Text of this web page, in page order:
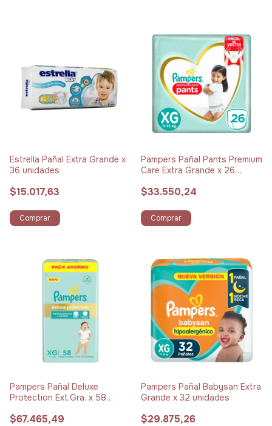
Estrella Pañal Extra Grande x
36 unidades
$15.017,63
Comprar
Pampers Pañal Pants Premium
Care Extra Grande x 26
$33.550,24
Comprar
Pampers Pañal Deluxe
Protection Ext.Gra. x 58
$67.465,49
Pampers Pañal Babysan Extra
Grande x 32 unidades
$29.875,26